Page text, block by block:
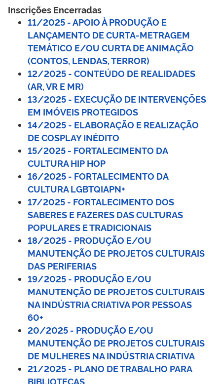
Inscrições Encerradas
11/2025 - APOIO À PRODUÇÃO E
LANÇAMENTO DE CURTA-METRAGEM
TEMÁTICO E/OU CURTA DE ANIMAÇÃO
(CONTOS, LENDAS, TERROR)
12/2025 - CONTEÚDO DE REALIDADES
(AR, VR E MR)
13/2025 - EXECUÇÃO DE INTERVENÇÕES
EM IMÓVEIS PROTEGIDOS
14/2025 - ELABORAÇÃO E REALIZAÇÃO
DE COSPLAY INÉDITO
15/2025 - FORTALECIMENTO DA
CULTURA HIP HOP
16/2025 - FORTALECIMENTO DA
CULTURA LGBTQIAPN+
17/2025 - FORTALECIMENTO DOS
SABERES E FAZERES DAS CULTURAS
POPULARES E TRADICIONAIS
18/2025 - PRODUÇÃO E/OU
MANUTENÇÃO DE PROJETOS CULTURAIS
DAS PERIFERIAS
19/2025 - PRODUÇÃO E/OU
MANUTENÇÃO DE PROJETOS CULTURAIS
NA INDÚSTRIA CRIATIVA POR PESSOAS
60+
20/2025 - PRODUÇÃO E/OU
MANUTENÇÃO DE PROJETOS CULTURAIS
DE MULHERES NA INDÚSTRIA CRIATIVA
21/2025 - PLANO DE TRABALHO PARA
BIBLIOTECAS